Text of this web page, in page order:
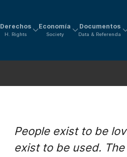
Derechos
H. Rights
Economía
Society
Documentos
Data & Referenda
People exist to be
exist to be used. The